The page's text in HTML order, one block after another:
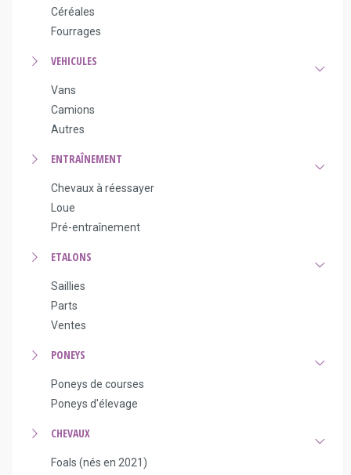
Céréales
Fourrages
VEHICULES
Vans
Camions
Autres
ENTRAÎNEMENT
Chevaux à réessayer
Loue
Pré-entraînement
ETALONS
Saillies
Parts
Ventes
PONEYS
Poneys de courses
Poneys d'élevage
CHEVAUX
Foals (nés en 2021)